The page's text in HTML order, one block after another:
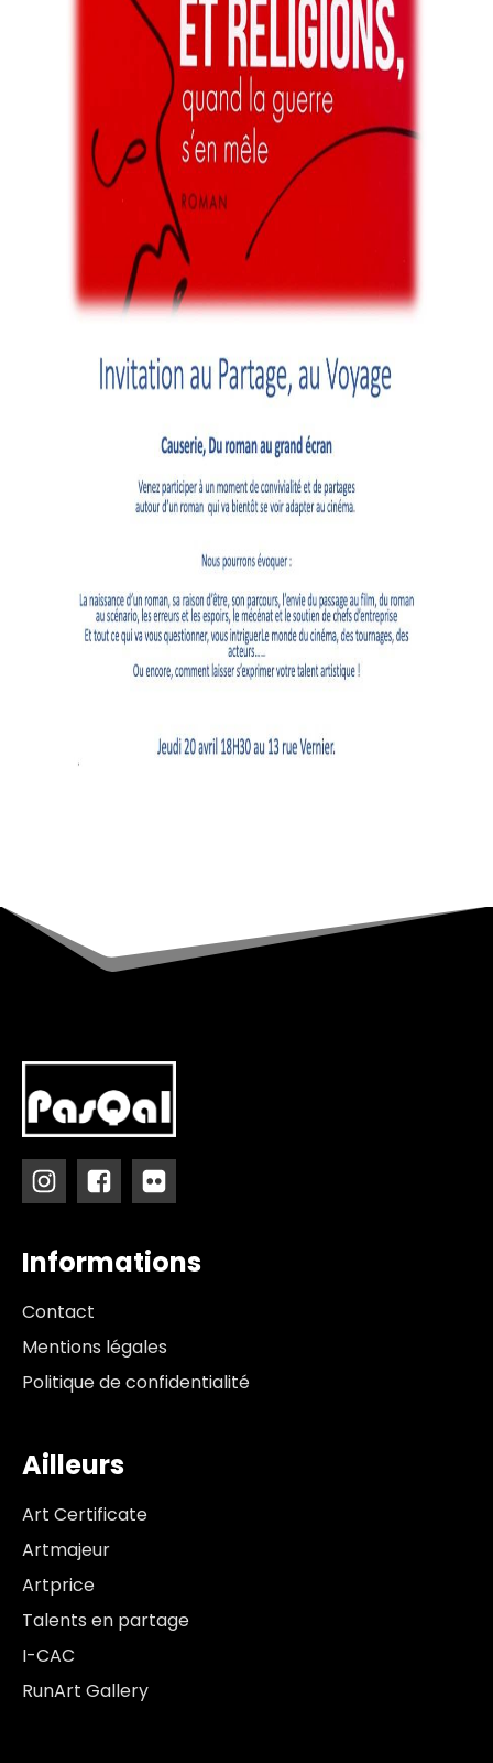
Informations
Contact
Mentions légales
Politique de confidentialité
Ailleurs
Art Certificate
Artmajeur
Artprice
Talents en partage
I-CAC
RunArt Gallery